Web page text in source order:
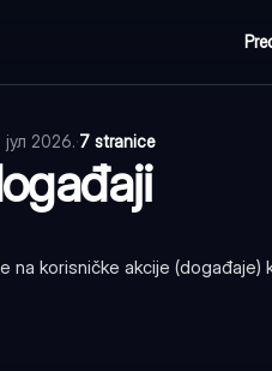
јул 2026.·7 stranice
na korisničke akcije